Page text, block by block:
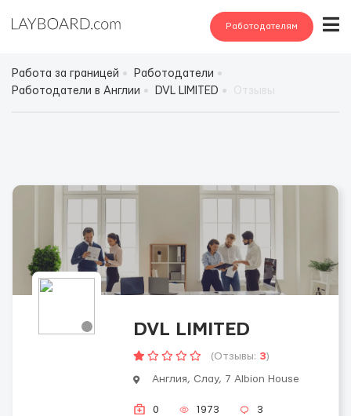
Работодателям
Работа за границей
Работодатели
Работодатели в Англии
DVL LIMITED
DVL LIMITED
(Отзывы: 3)
Англия, Слау, 7 Albion House
0 1973 3